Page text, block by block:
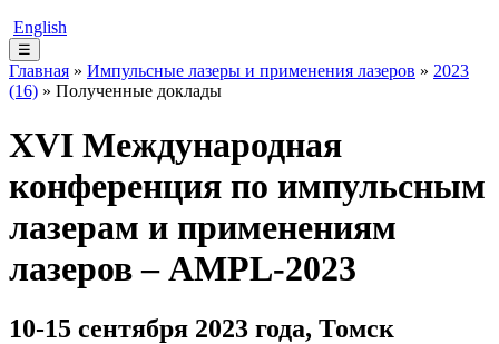
English
☰
Главная » Импульсные лазеры и применения лазеров » 2023
(16) » Полученные доклады
XVI Международная
конференция по импульсным
лазерам и применениям
лазеров – AMPL-2023
10-15 сентября 2023 года, Томск